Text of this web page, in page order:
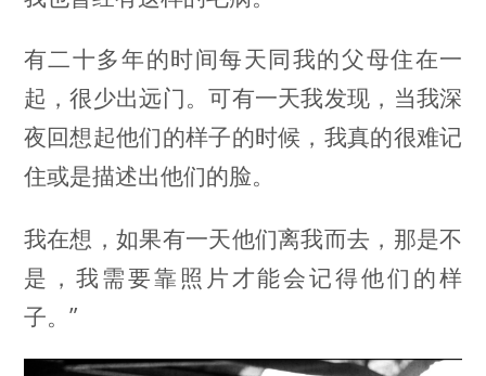
有二十多年的时间每天同我的父母住在一
起，很少出远门。可有一天我发现，当我深
夜回想起他们的样子的时候，我真的很难记
住或是描述出他们的脸。
我在想，如果有一天他们离我而去，那是不
是，我需要靠照片才能会记得他们的样
子。”